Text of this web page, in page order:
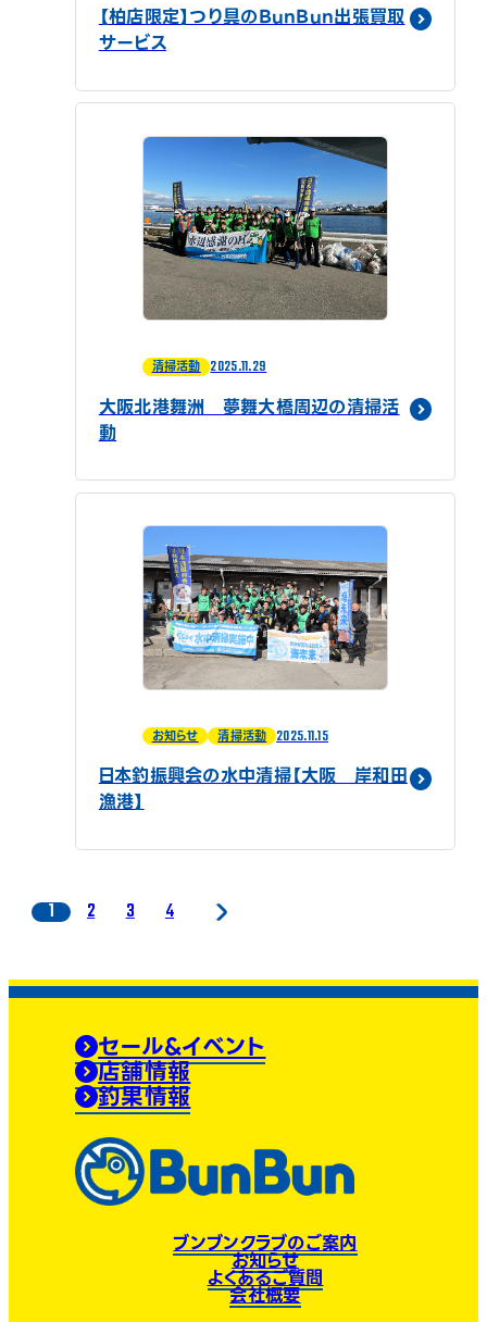
【柏店限定】つり具のBunBun出張買取
サービス
清掃活動 2025.11.29
大阪北港舞洲 夢舞大橋周辺の清掃活
動
お知らせ 清掃活動 2025.11.15
日本釣振興会の水中清掃【大阪 岸和田
漁港】
1 2 3 4
セール&イベント
店舗情報
釣果情報
ブンブンクラブのご案内
お知らせ
よくあるご質問
会社概要